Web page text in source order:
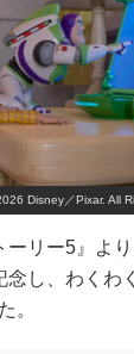
Disney／Pixar. All
リー5』よ
念し、わくわ
。